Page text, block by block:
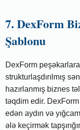
7. DexForm
Şablonu
DexForm
strukturlaşdırılmış
hazırlanmış biznes
təqdim edir.
edən aydın və
ələ keçirmək